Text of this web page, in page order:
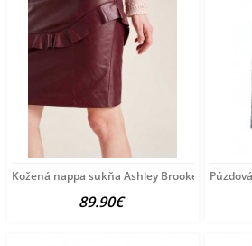
Kožená nappa sukňa Ashley Brooke, bordová
89.90€